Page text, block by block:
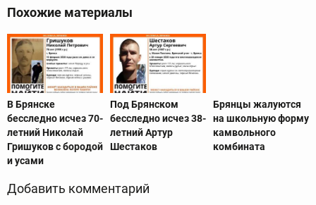
Похожие материалы
В Брянске
бесследно исчез 70-
летний Николай
Гришуков с бородой
и усами
Под Брянском
бесследно исчез 38-
летний Артур
Шестаков
Брянцы жалуются
на школьную форму
камвольного
комбината
Добавить комментарий